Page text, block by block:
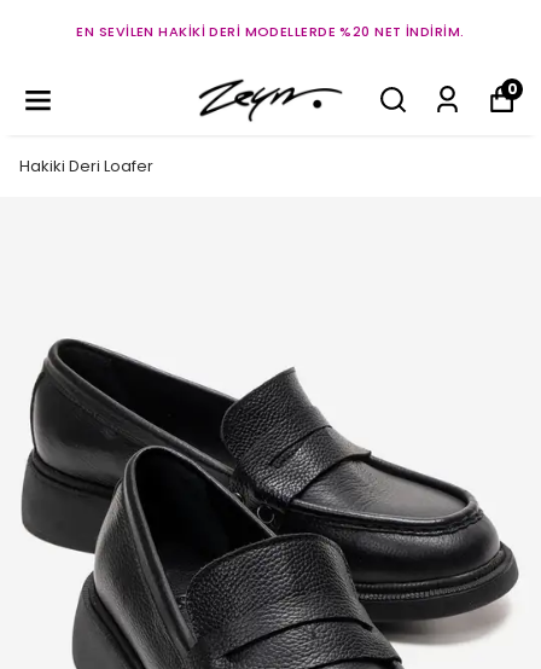
EN SEVILEN HAKIKI DERI MODELLERDE %20 NET İNDIRIM.
0
Hakiki Deri Loafer